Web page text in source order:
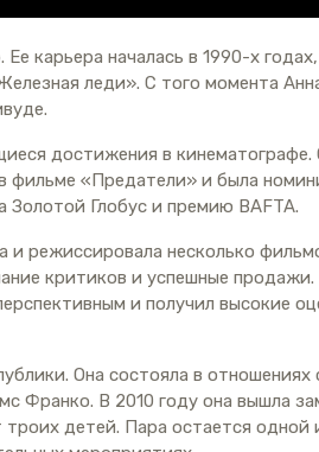
карьера началась в 1990-х
леди». С того момента
достижения в кинематографе.
фильме «Предатели» и была
Золотой Глобус и премию BAFTA.
режиссировала несколько
критиков и успешные продажи.
и получил высокие
Она состояла в отношениях
Франко. В 2010 году она вышла
детей. Пара остается одной